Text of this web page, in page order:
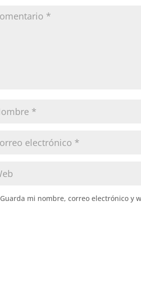
Guarda mi nombre, correo electrónico y